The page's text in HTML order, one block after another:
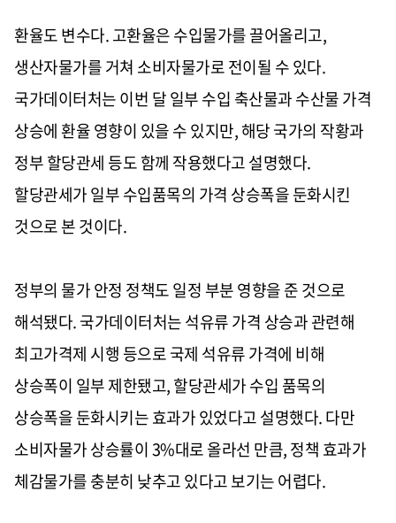
환율도 변수다. 고환율은 수입물가를 끌어올리고,
생산자물가를 거쳐 소비자물가로 전이될 수 있다.
국가데이터처는 이번 달 일부 수입 축산물과 수산물 가격
상승에 환율 영향이 있을 수 있지만, 해당 국가의 작황과
정부 할당관세 등도 함께 작용했다고 설명했다.
할당관세가 일부 수입품목의 가격 상승폭을 둔화시킨
것으로 본 것이다.
정부의 물가 안정 정책도 일정 부분 영향을 준 것으로
해석됐다. 국가데이터처는 석유류 가격 상승과 관련해
최고가격제 시행 등으로 국제 석유류 가격에 비해
상승폭이 일부 제한됐고, 할당관세가 수입 품목의
상승폭을 둔화시키는 효과가 있었다고 설명했다. 다만
소비자물가 상승률이 3%대로 올라선 만큼, 정책 효과가
체감물가를 충분히 낮추고 있다고 보기는 어렵다.